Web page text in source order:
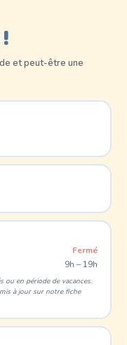
et peut-être une
Fermé
9h – 19h
ou en période de vacances.
à jour sur notre fiche